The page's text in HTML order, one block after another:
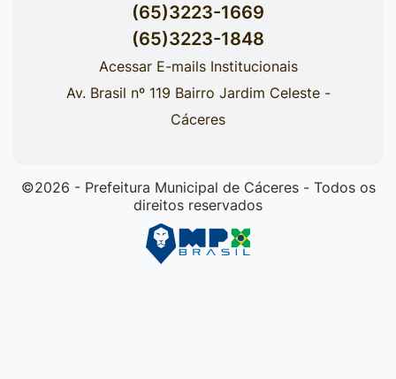
(65)3223-1669
(65)3223-1848
Acessar E-mails Institucionais
Av. Brasil nº 119 Bairro Jardim Celeste -
Cáceres
©2026 - Prefeitura Municipal de Cáceres - Todos os
direitos reservados